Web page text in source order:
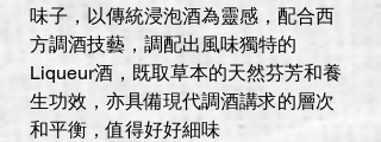
味子，以傳統浸泡酒為靈感，配合西
方調酒技藝，調配出風味獨特的
Liqueur酒，既取草本的天然芬芳和養
生功效，亦具備現代調酒講求的層次
和平衡，值得好好細味